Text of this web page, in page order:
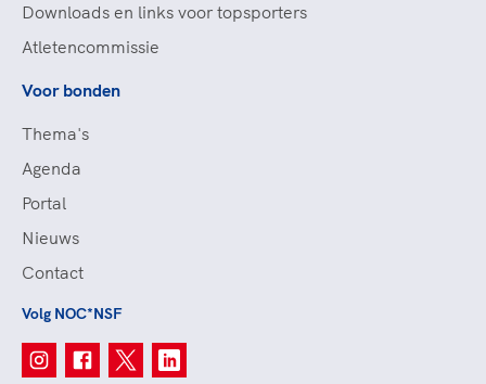
Downloads en links voor topsporters
Atletencommissie
Voor bonden
Thema's
Agenda
Portal
Nieuws
Contact
Volg NOC*NSF